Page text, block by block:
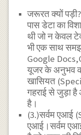
जरूरत क्यों
पास डेटा का
थी जो न केवल
भी एक साथ
Google
यूजर के अनुभव
खासियत
गहराई से जुड़ा है
है।
(3.)सर्वम एआई
एआई।सर्वम